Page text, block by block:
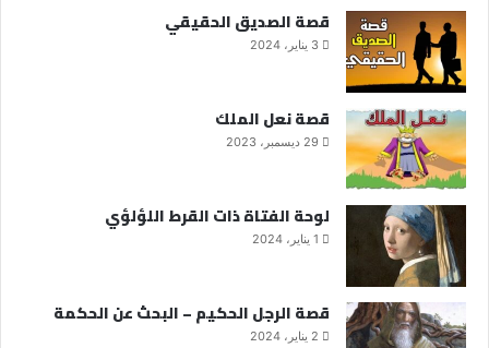
قصة الصديق الحقيقي
3 يناير، 2024
قصة نعل الملك
29 ديسمبر، 2023
لوحة الفتاة ذات القرط اللؤلؤي
1 يناير، 2024
قصة الرجل الحكيم – البحث عن الحكمة
2 يناير، 2024